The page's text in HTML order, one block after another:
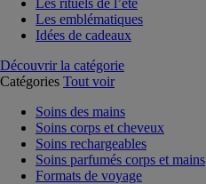
Les rituels de l’été
Les emblématiques
Idées de cadeaux
Découvrir la catégorie
Catégories Tout voir
Soins des mains
Soins corps et cheveux
Soins rechargeables
Soins parfumés corps et mains
Formats de voyage